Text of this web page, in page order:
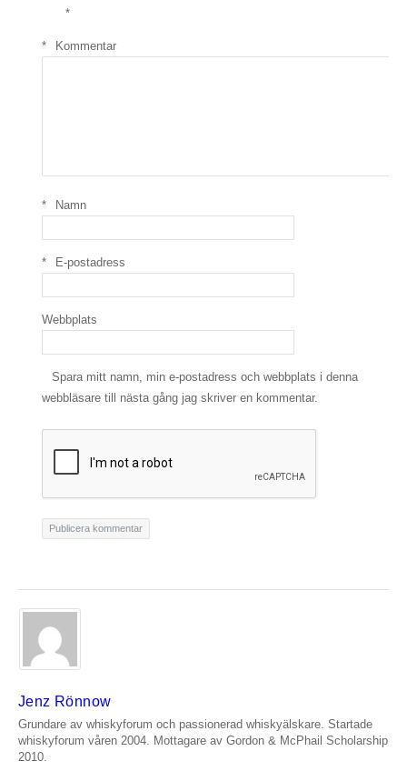
*
Kommentar
*
Namn
*
E-postadress
*
Webbplats
Spara mitt namn, min e-postadress och webbplats i denna
webbläsare till nästa gång jag skriver en kommentar.
Jenz Rönnow
Grundare av whiskyforum och passionerad whiskyälskare. Startade
whiskyforum våren 2004. Mottagare av Gordon & McPhail Scholarship
2010.